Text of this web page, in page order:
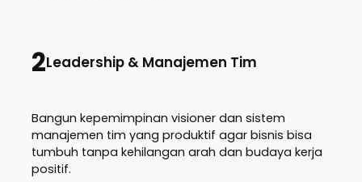
2Leadership & Manajemen Tim
Bangun kepemimpinan visioner dan sistem
manajemen tim yang produktif agar bisnis bisa
tumbuh tanpa kehilangan arah dan budaya kerja
positif.